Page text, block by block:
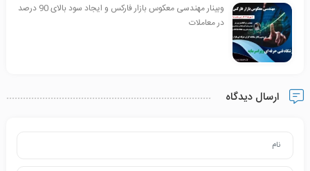
وبینار مهندسی معکوس بازار فارکس و ایجاد سود بالای 90 درصد
در معاملات
ارسال دیدگاه